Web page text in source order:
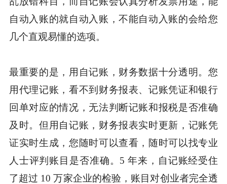
自动入账的就自动入账，不能自动入账的会给您
几个直观易懂的选项。
最重要的是，用自记账，财务数据十分透明。您
用代理记账，看不到财务报表、记账凭证和银行
回单对应的情况，无法判断记账和报税是否准确
及时。但用自记账，财务报表实时更新，记账凭
证实时生成，您随时可以查看，随时可以找专业
人士评判账目是否准确。5 年来，自记账经受住
了超过 10 万家企业的检验，账目对创业者完全透